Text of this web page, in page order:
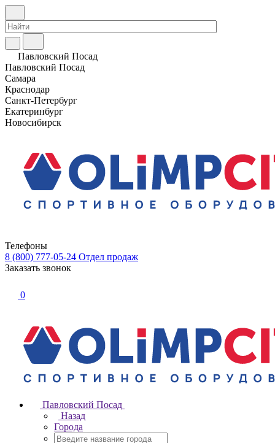
Павловский Посад
Павловский Посад
Самара
Краснодар
Санкт-Петербург
Екатеринбург
Новосибирск
Телефоны
8 (800) 777-05-24 Отдел продаж
Заказать звонок
0
Павловский Посад
Назад
Города